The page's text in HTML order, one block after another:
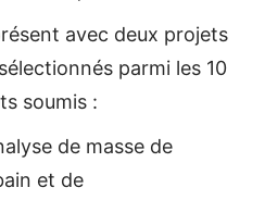
avec deux projets
parmi les 10
soumis :
de masse de
et de